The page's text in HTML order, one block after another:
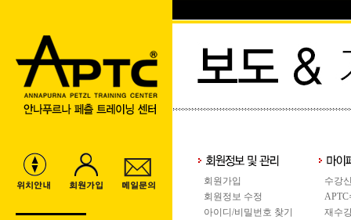
회원가입
회원정보 수정
아이디/비밀번호 찾기
수강
재수